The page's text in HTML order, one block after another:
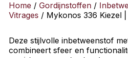
Home / Gordijnstoffen /
Vitrages / Mykonos 336 Kiezel
Deze stijlvolle inbetweenstof
combineert sfeer en